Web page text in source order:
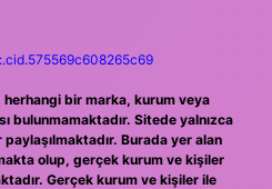
bir marka, kurum veya
bulunmamaktadır. Sitede yalnızca
paylaşılmaktadır. Burada yer alan
olup, gerçek kurum ve kişiler
Gerçek kurum ve kişiler ile